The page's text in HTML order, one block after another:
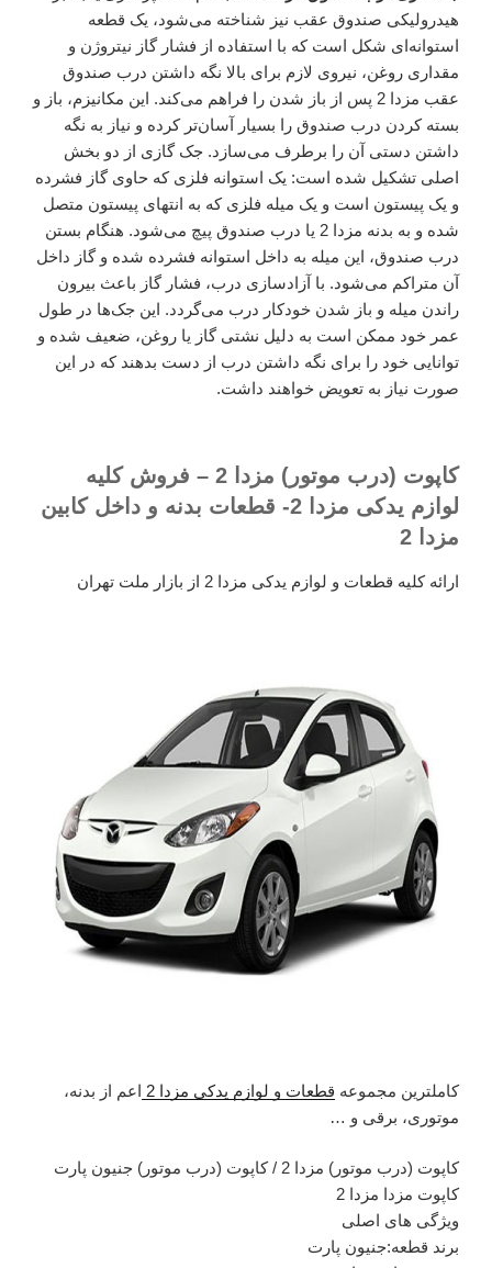
هیدرولیکی صندوق عقب نیز شناخته می‌شود، یک قطعه
استوانه‌ای شکل است که با استفاده از فشار گاز نیتروژن و
مقداری روغن، نیروی لازم برای بالا نگه داشتن درب صندوق
عقب مزدا 2 پس از باز شدن را فراهم می‌کند. این مکانیزم، باز و
بسته کردن درب صندوق را بسیار آسان‌تر کرده و نیاز به نگه
داشتن دستی آن را برطرف می‌سازد. جک گازی از دو بخش
اصلی تشکیل شده است: یک استوانه فلزی که حاوی گاز فشرده
و یک پیستون است و یک میله فلزی که به انتهای پیستون متصل
شده و به بدنه مزدا 2 یا درب صندوق پیچ می‌شود. هنگام بستن
درب صندوق، این میله به داخل استوانه فشرده شده و گاز داخل
آن متراکم می‌شود. با آزادسازی درب، فشار گاز باعث بیرون
راندن میله و باز شدن خودکار درب می‌گردد. این جک‌ها در طول
عمر خود ممکن است به دلیل نشتی گاز یا روغن، ضعیف شده و
توانایی خود را برای نگه داشتن درب از دست بدهند که در این
صورت نیاز به تعویض خواهند داشت.
کاپوت (درب موتور) مزدا 2 – فروش کلیه
لوازم یدکی مزدا 2- قطعات بدنه و داخل کابین
مزدا 2
ارائه کلیه قطعات و لوازم یدکی مزدا 2 از بازار ملت تهران
کاملترین مجموعه قطعات و لوازم یدکی مزدا 2
اعم از بدنه،
موتوری، برقی و …
کاپوت (درب موتور) مزدا 2 / کاپوت (درب موتور) جنیون پارت
کاپوت مزدا مزدا 2
ویژگی های اصلی
برند قطعه:جنیون پارت